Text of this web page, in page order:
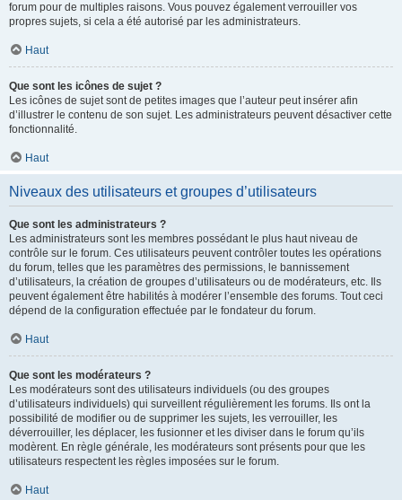
forum pour de multiples raisons. Vous pouvez également verrouiller vos
propres sujets, si cela a été autorisé par les administrateurs.
Haut
Que sont les icônes de sujet ?
Les icônes de sujet sont de petites images que l’auteur peut insérer afin
d’illustrer le contenu de son sujet. Les administrateurs peuvent désactiver cette
fonctionnalité.
Haut
Niveaux des utilisateurs et groupes d’utilisateurs
Que sont les administrateurs ?
Les administrateurs sont les membres possédant le plus haut niveau de
contrôle sur le forum. Ces utilisateurs peuvent contrôler toutes les opérations
du forum, telles que les paramètres des permissions, le bannissement
d’utilisateurs, la création de groupes d’utilisateurs ou de modérateurs, etc. Ils
peuvent également être habilités à modérer l’ensemble des forums. Tout ceci
dépend de la configuration effectuée par le fondateur du forum.
Haut
Que sont les modérateurs ?
Les modérateurs sont des utilisateurs individuels (ou des groupes
d’utilisateurs individuels) qui surveillent régulièrement les forums. Ils ont la
possibilité de modifier ou de supprimer les sujets, les verrouiller, les
déverrouiller, les déplacer, les fusionner et les diviser dans le forum qu’ils
modèrent. En règle générale, les modérateurs sont présents pour que les
utilisateurs respectent les règles imposées sur le forum.
Haut